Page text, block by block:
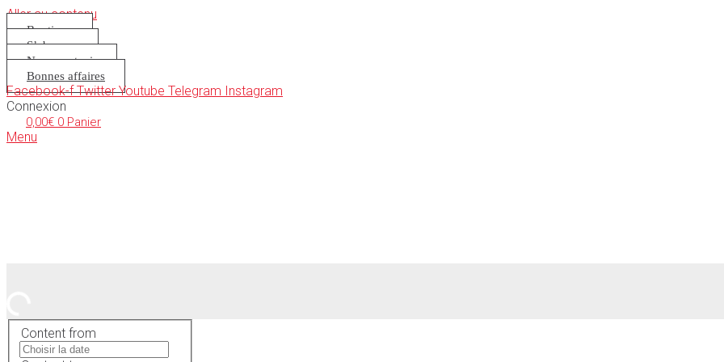
Aller au contenu
Boutique
S’abonner
Nous soutenir
Bonnes affaires
Facebook-f Twitter Youtube Telegram Instagram
Connexion
0,00€ 0 Panier
Menu
Content from